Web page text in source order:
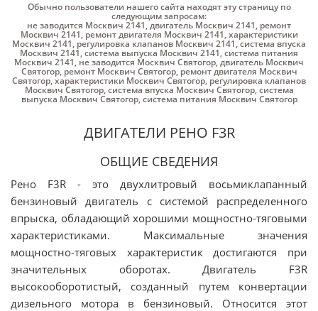
Обычно пользователи нашего сайта находят эту страницу по
следующим запросам:
не заводится Москвич 2141,двигатель Москвич 2141, ремонт
Москвич 2141, ремонт двигателя Москвич 2141,характеристики
Москвич 2141, регулировка клапанов Москвич 2141,система впуска
Москвич 2141,система выпуска Москвич 2141,система питания
Москвич 2141, не заводится Москвич Святогор,двигатель Москвич
Святогор, ремонт Москвич Святогор, ремонт двигателя Москвич
Святогор,характеристики Москвич Святогор, регулировка клапанов
Москвич Святогор,система впуска Москвич Святогор,система
выпуска Москвич Святогор,система питания Москвич Святогор
ДВИГАТЕЛИ РЕНО F3R
ОБЩИЕ СВЕДЕНИЯ
Рено F3R - это двухлитровый восьмиклапанный
бензиновый двигатель с системой распределенного
впрыска, обладающий хорошими мощностно-тяговыми
характеристиками. Максимальные значения
мощностно-тяговых характеристик достигаются при
значительных оборотах. Двигатель F3R
высокооборотистый, созданный путем конвертации
дизельного мотора в бензиновый. Относится этот